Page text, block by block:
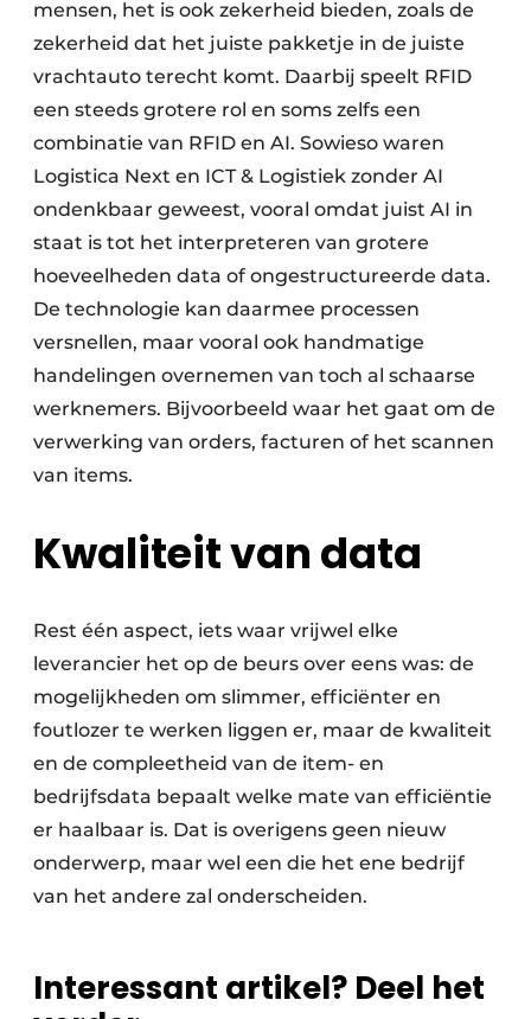
mensen, het is ook zekerheid bieden, zoals de
zekerheid dat het juiste pakketje in de juiste
vrachtauto terecht komt. Daarbij speelt RFID
een steeds grotere rol en soms zelfs een
combinatie van RFID en AI. Sowieso waren
Logistica Next en ICT & Logistiek zonder AI
ondenk­baar geweest, vooral omdat juist AI in
staat is tot het inter­preteren van grotere
hoeveel­heden data of ongestructureerde data.
De technologie kan daarmee processen
versnellen, maar vooral ook hand­matige
hande­lingen overnemen van toch al schaarse
werk­nemers. Bijvoor­beeld waar het gaat om de
ver­werking van orders, facturen of het scannen
van items.
Kwaliteit van data
Rest één aspect, iets waar vrijwel elke
leverancier het op de beurs over eens was: de
mogelijkheden om slimmer, efficiënter en
foutlozer te werken liggen er, maar de kwaliteit
en de compleetheid van de item- en
bedrijfsdata bepaalt welke mate van efficiëntie
er haalbaar is. Dat is overigens geen nieuw
onderwerp, maar wel een die het ene bedrijf
van het andere zal onderscheiden.
Interessant artikel? Deel het